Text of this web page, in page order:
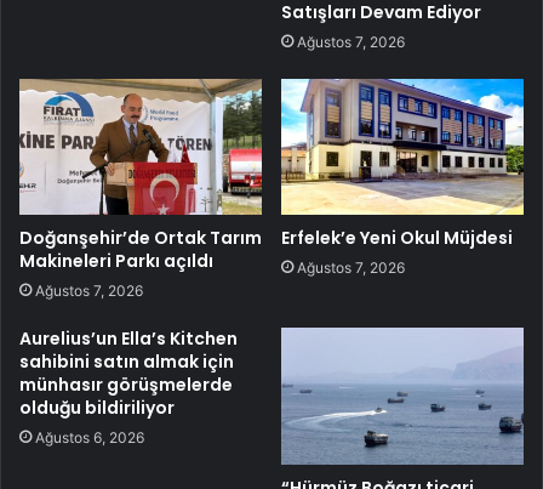
Satışları Devam Ediyor
Ağustos 7, 2026
Doğanşehir’de Ortak Tarım
Makineleri Parkı açıldı
Ağustos 7, 2026
Erfelek’e Yeni Okul Müjdesi
Ağustos 7, 2026
Aurelius’un Ella’s Kitchen
sahibini satın almak için
münhasır görüşmelerde
olduğu bildiriliyor
Ağustos 6, 2026